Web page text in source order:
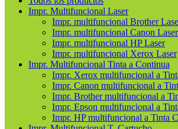
Impr. Multifuncional Laser
Impr. multifuncional Brother
Impr. multifuncional Canon Laser
Impr. multifuncional HP Laser
Impr. multifuncional Xerox Laser
Impr. Multifuncional Tinta a Continua
Impr. Xerox multifuncional a
Impr. Canon multifuncional a
Impr. Brother multifuncional a
Impr. Epson multifuncional a
Impr. HP multifuncional a Tinta